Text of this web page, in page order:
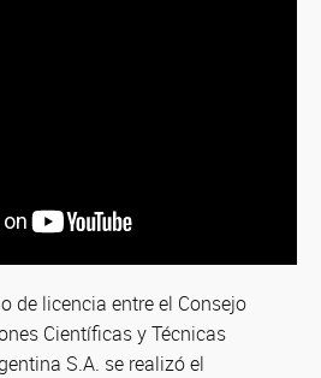
de licencia entre el Consejo
Científicas y Técnicas
S.A. se realizó el